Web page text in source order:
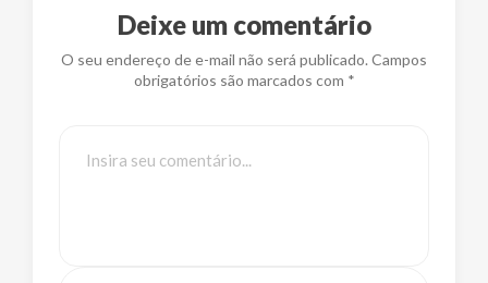
Deixe um comentário
O seu endereço de e-mail não será publicado. Campos
obrigatórios são marcados com *